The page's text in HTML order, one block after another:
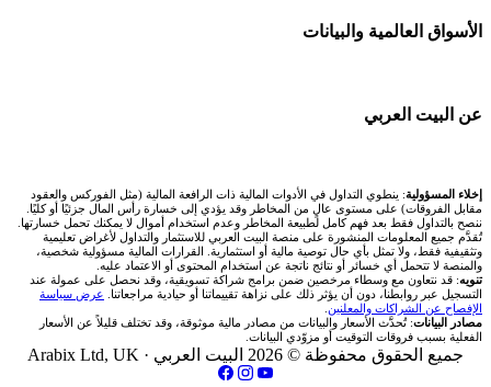
انتراكتيف بروكرز IBKR
شركات تداول في عُمان
شركات تداول في فلسطين
شركات تداول في مصر
🇪🇬 البورصة المصرية
🇶🇦 بورصة قطر
🇧🇭 بورصة البحرين
🇴🇲 بورصة مسقط
🇵🇸 بورصة فلسطين
📊 حاسبة قيمة النقطة
📌 حاسبة النقاط المحورية
📏 حاسبة حجم المركز
🔄 حاسبة تكلفة السواب
📈 حاسبة عائد التداول
🧱 حائط المجتمع
الأسواق العالمية والبيانات
🌐 المؤشرات العالمية
🥇 أسعار الذهب والمعادن
💱 أسعار العملات والفوركس
💵 سعر الريال السعودي في مصر
📅 المؤشرات الاقتصادية
عن البيت العربي
من نحن
تواصل معنا
فريق المؤلفين
مقالات تعليمية
إخلاء المسؤولية: ينطوي التداول في الأدوات المالية ذات الرافعة المالية (مثل الفوركس والعقود
مقابل الفروقات) على مستوى عالٍ من المخاطر وقد يؤدي إلى خسارة رأس المال جزئيًا أو كليًا.
ننصح بالتداول فقط بعد فهم كامل لطبيعة المخاطر وعدم استخدام أموال لا يمكنك تحمل خسارتها.
تُقدَّم جميع المعلومات المنشورة على منصة البيت العربي للاستثمار والتداول لأغراض تعليمية
وتثقيفية فقط، ولا تمثل بأي حال توصية مالية أو استثمارية. القرارات المالية مسؤولية شخصية،
والمنصة لا تتحمل أي خسائر أو نتائج ناتجة عن استخدام المحتوى أو الاعتماد عليه.
تنويه: قد نتعاون مع وسطاء مرخصين ضمن برامج شراكة تسويقية، وقد نحصل على عمولة عند
التسجيل عبر روابطنا، دون أن يؤثر ذلك على نزاهة تقييماتنا أو حيادية مراجعاتنا. عرض سياسة
الإفصاح عن الشراكات والمعلنين
مصادر البيانات: تُحدَّث الأسعار والبيانات من مصادر مالية موثوقة، وقد تختلف قليلاً عن الأسعار
الفعلية بسبب فروقات التوقيت أو مزوّدي البيانات.
جميع الحقوق محفوظة © 2026 البيت العربي · Arabix Ltd, UK